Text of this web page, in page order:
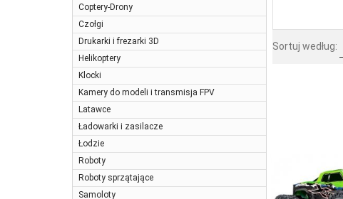
Coptery-Drony
Czołgi
Drukarki i frezarki 3D
Helikoptery
Klocki
Kamery do modeli i transmisja FPV
Latawce
Ładowarki i zasilacze
Łodzie
Roboty
Roboty sprzątające
Samoloty
Sortuj według: